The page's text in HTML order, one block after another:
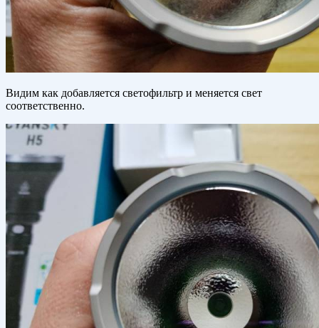
Видим как добавляется светофильтр и меняется свет
соответственно.